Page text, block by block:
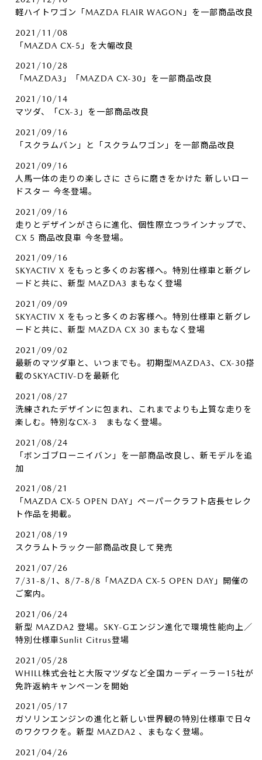
軽ハイトワゴン「MAZDA FLAIR WAGON」を一部商品改良
2021/11/08
「MAZDA CX-5」を大幅改良
2021/10/28
「MAZDA3」「MAZDA CX-30」を一部商品改良
2021/10/14
マツダ、「CX-3」を一部商品改良
2021/09/16
「スクラムバン」と「スクラムワゴン」を一部商品改良
2021/09/16
人馬一体の走りの楽しさに さらに磨きをかけた 新しいロー
ドスター 今冬登場。
2021/09/16
走りとデザインがさらに進化、個性際立つラインナップで、
CX 5 商品改良車 今冬登場。
2021/09/16
SKYACTIV X をもっと多くのお客様へ。特別仕様車と新グレ
ードと共に、新型 MAZDA3 まもなく登場
2021/09/09
SKYACTIV X をもっと多くのお客様へ。特別仕様車と新グレ
ードと共に、新型 MAZDA CX 30 まもなく登場
2021/09/02
最新のマツダ車と、いつまでも。初期型MAZDA3、CX-30搭
載のSKYACTIV-Dを最新化
2021/08/27
洗練されたデザインに包まれ、これまでよりも上質な走りを
楽しむ。特別なCX-3 まもなく登場。
2021/08/24
「ボンゴブローニイバン」を一部商品改良し、新モデルを追
加
2021/08/21
「MAZDA CX-5 OPEN DAY」ペーパークラフト店長セレク
ト作品を掲載。
2021/08/19
スクラムトラック一部商品改良して発売
2021/07/26
7/31-8/1、8/7-8/8「MAZDA CX-5 OPEN DAY」開催の
ご案内。
2021/06/24
新型 MAZDA2 登場。SKY-Gエンジン進化で環境性能向上／
特別仕様車Sunlit Citrus登場
2021/05/28
WHILL株式会社と大阪マツダなど全国カーディーラー15社が
免許返納キャンペーンを開始
2021/05/17
ガソリンエンジンの進化と新しい世界観の特別仕様車で日々
のワクワクを。新型 MAZDA2 、まもなく登場。
2021/04/26